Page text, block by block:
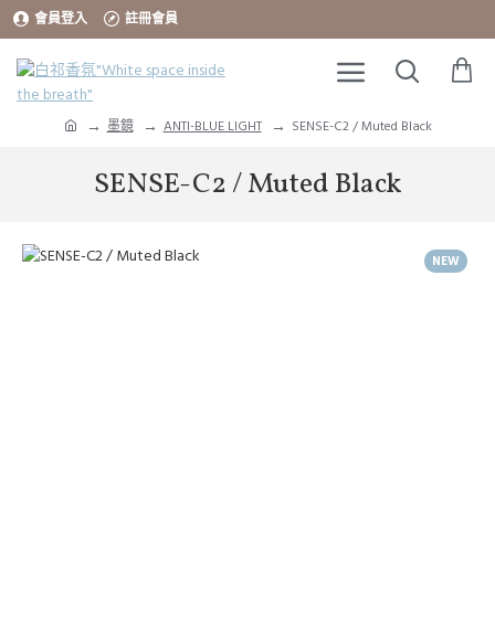
會員登入 註冊會員
墨鏡 ANTI-BLUE LIGHT SENSE-C2 / Muted Black
SENSE-C2 / Muted Black
NEW